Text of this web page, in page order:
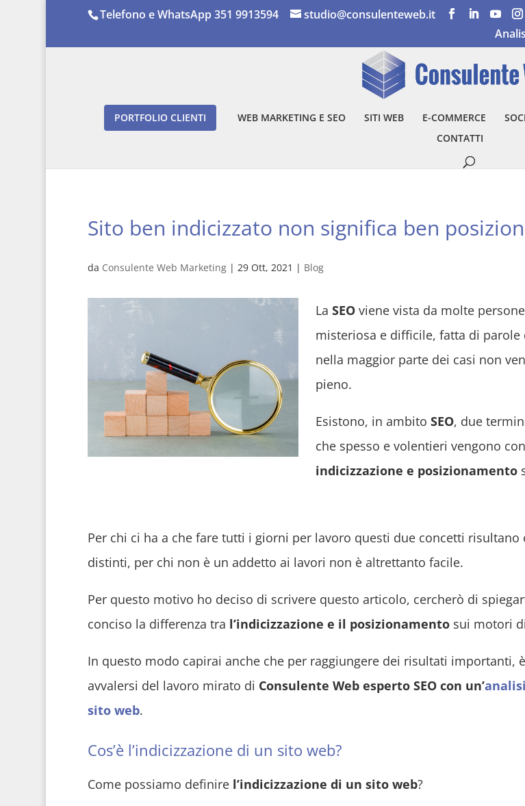
Telefono e WhatsApp 351 9913594
studio@consulenteweb.it
PORTFOLIO CLIENTI WEB MARKETING E SEO SITI WEB E-COMMERCE
CONTATTI
Sito ben indicizzato non significa ben
da Consulente Web Marketing| 29 Ott, 2021 | Blog
La SEOviene vista da molte
misteriosa e difficile, fatta di parole
nella maggior parte dei casi non
pieno.
Esistono, in ambito SEO, due
che spesso e volentieri vengono
indicizzazione e posizionamento
Per chi ci ha a che fare tutti i giorni per lavoro questi due concetti risultano
distinti, per chi non è un addetto ai lavori non è altrettanto facile.
Per questo motivo ho deciso di scrivere questo articolo, cercherò di
conciso la differenza tra l’indicizzazione e il posizionamentosui motori
In questo modo capirai anche che per raggiungere dei risultati importanti,
avvalersi del lavoro mirato di Consulente Web esperto SEO con un’
sito web.
Cos’è l’indicizzazione di un sito web?
Come possiamo definire l’indicizzazione di un sito web?